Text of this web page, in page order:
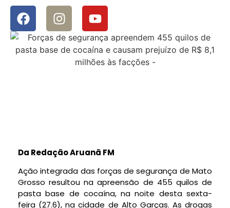
Da Redação Aruanã FM
Ação integrada das forças de segurança de Mato
Grosso resultou na apreensão de 455 quilos de
pasta base de cocaína, na noite desta sexta-
feira (27.6), na cidade de Alto Garças. As drogas